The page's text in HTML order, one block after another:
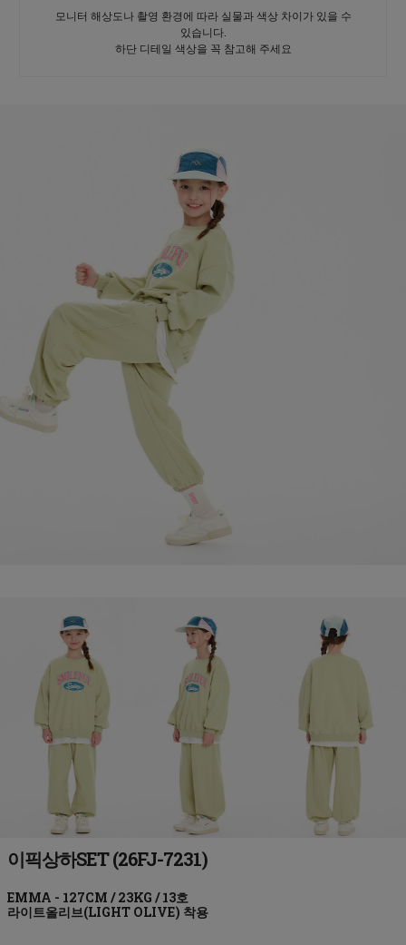
모니터 해상도나 촬영 환경에 따라 실물과 색상 차이가 있을 수
있습니다.
하단 디테일 색상을 꼭 참고해 주세요
이픽상하SET (26FJ-7231)
라이트올리브(LIGHT OLIVE)